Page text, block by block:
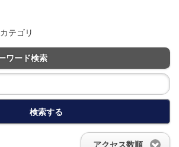
テゴリ
ワード検索
検索する
アクセス数順